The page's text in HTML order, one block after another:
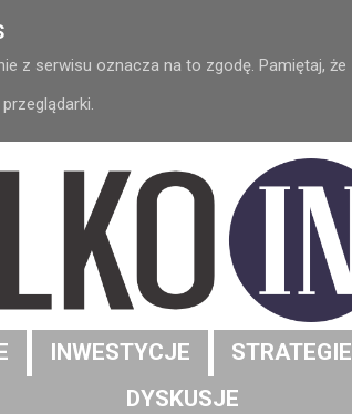
z serwisu oznacza na to zgodę. Pamiętaj, że
INWESTYCJE STRATEGIE
DYSKUSJE